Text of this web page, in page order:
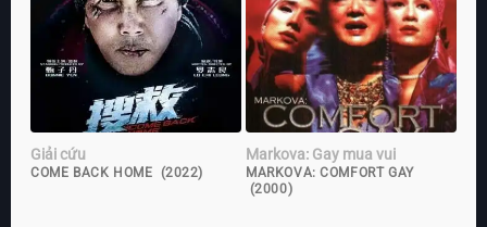
Giải cứu
COME BACK HOME (2022)
Markova: Gay mua vui
MARKOVA: COMFORT GAY
(2000)